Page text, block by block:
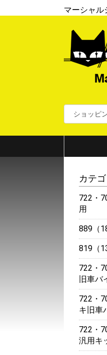
マーシャル
カテ
722・
用
889（
819（
722・
旧車バ
722・
キ旧車
722・
汎用キ